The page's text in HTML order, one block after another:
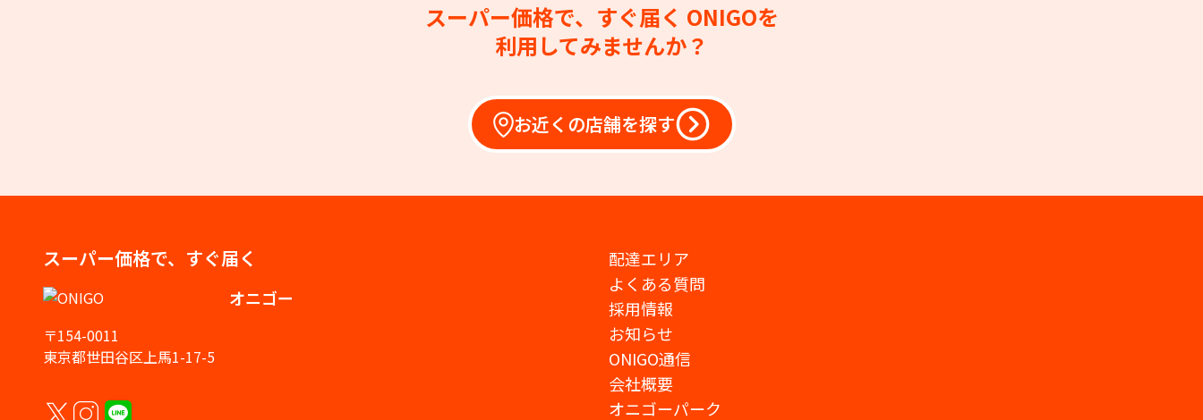
スーパー価格で、すぐ届く ONIGOを
利用してみませんか？
お近くの店舗を探す
スーパー価格で、すぐ届く
オニゴー
〒154-0011
東京都世田谷区上馬1-17-5
配達エリア
よくある質問
採用情報
お知らせ
ONIGO通信
会社概要
オニゴーパーク